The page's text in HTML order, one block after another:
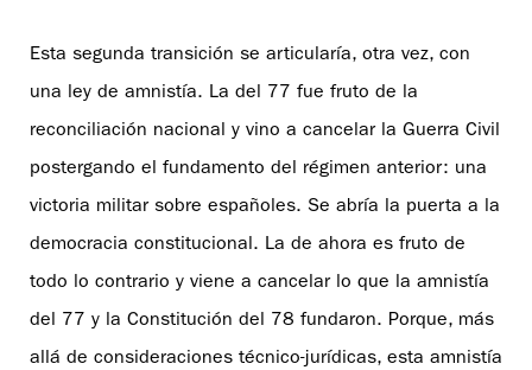
Esta segunda transición se articularía, otra vez, con
una ley de amnistía. La del 77 fue fruto de la
reconciliación nacional y vino a cancelar la Guerra Civil
postergando el fundamento del régimen anterior: una
victoria militar sobre españoles. Se abría la puerta a la
democracia constitucional. La de ahora es fruto de
todo lo contrario y viene a cancelar lo que la amnistía
del 77 y la Constitución del 78 fundaron. Porque, más
allá de consideraciones técnico-jurídicas, esta amnistía